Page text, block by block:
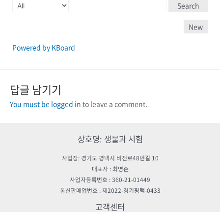
Search
New
Powered by KBoard
답글 남기기
You must be logged in to leave a comment.
상호명: 생물과 시험
사업장: 경기도 평택시 비전로48번길 10
대표자 : 최명훈
사업자등록번호 : 360-21-01449
통신판매업번호 : 제2022-경기평택-0433
고객센터